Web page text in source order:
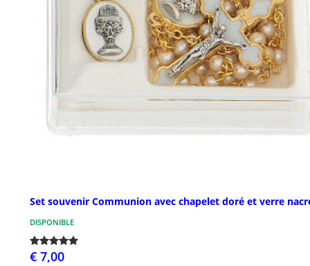
Set souvenir Communion avec chapelet doré et verre
DISPONIBLE
€ 7,00